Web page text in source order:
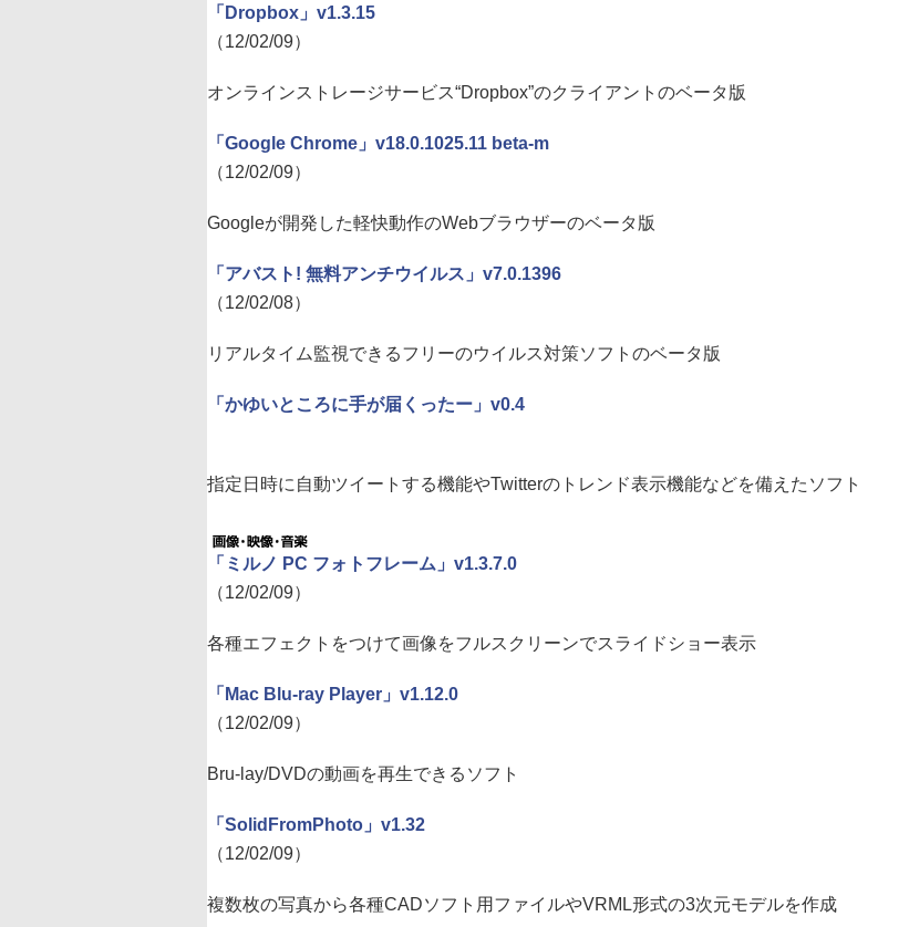
「Dropbox」v1.3.15
（12/02/09）
オンラインストレージサービス“Dropbox”のクライアントのベータ版
「Google Chrome」v18.0.1025.11 beta-m
（12/02/09）
Googleが開発した軽快動作のWebブラウザーのベータ版
「アバスト! 無料アンチウイルス」v7.0.1396
（12/02/08）
リアルタイム監視できるフリーのウイルス対策ソフトのベータ版
「かゆいところに手が届くったー」v0.4
指定日時に自動ツイートする機能やTwitterのトレンド表示機能などを備えたソフト
「ミルノ PC フォトフレーム」v1.3.7.0
（12/02/09）
各種エフェクトをつけて画像をフルスクリーンでスライドショー表示
「Mac Blu-ray Player」v1.12.0
（12/02/09）
Bru-lay/DVDの動画を再生できるソフト
「SolidFromPhoto」v1.32
（12/02/09）
複数枚の写真から各種CADソフト用ファイルやVRML形式の3次元モデルを作成